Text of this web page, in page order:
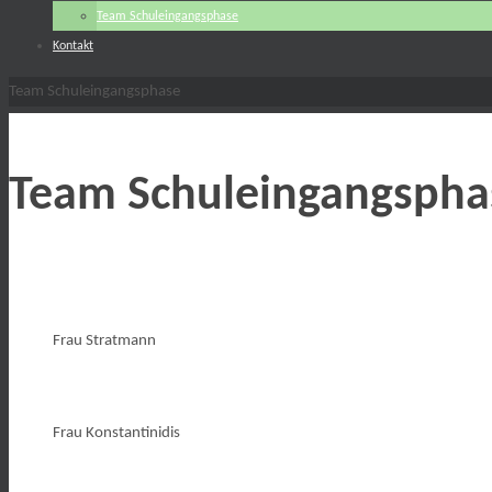
Team Schuleingangsphase
Kontakt
Start
Team Schuleingangsphase
Team
Frau Stratmann
Frau Konstantinidis